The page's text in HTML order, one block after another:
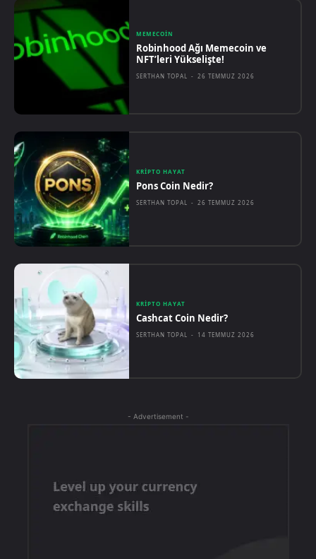
MEMECOIN
Robinhood Ağı Memecoin ve
NFT’leri Yükselişte!
SERTHAN TOPAL - 26 TEMMUZ 2026
KRIPTO HAYAT
Pons Coin Nedir?
SERTHAN TOPAL - 26 TEMMUZ 2026
KRIPTO HAYAT
Cashcat Coin Nedir?
SERTHAN TOPAL - 14 TEMMUZ 2026
- Advertisement -